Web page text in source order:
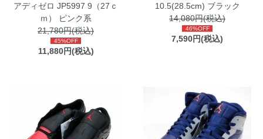
アディゼロ JP5997 9（27ｃ
ｍ） ピンク系
21,780円(税込)
45%OFF
11,880円(税込)
10.5(28.5cm) ブラック
14,080円(税込)
46%OFF
7,590円(税込)